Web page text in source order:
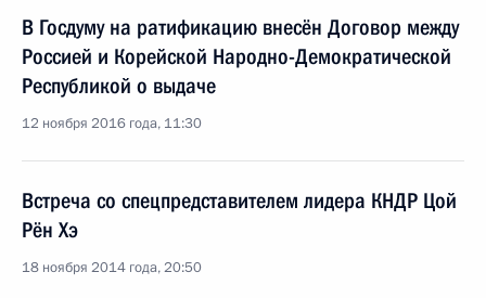
В Госдуму на ратификацию внесён Договор между
Россией и Корейской Народно-Демократической
Республикой о выдаче
12 ноября 2016 года, 11:30
Встреча со спецпредставителем лидера КНДР Цой
Рён Хэ
18 ноября 2014 года, 20:50